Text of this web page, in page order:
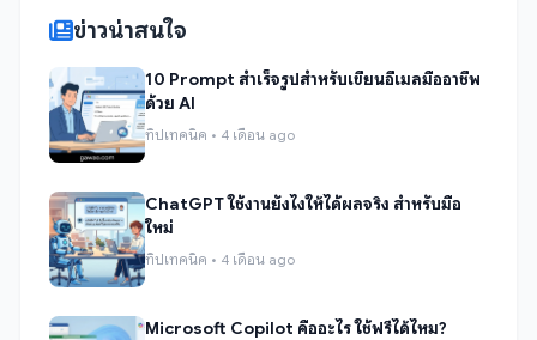
ข่าวน่าสนใจ
10 Prompt สำเร็จรูปสำหรับเขียนอีเมลมืออาชีพ
ด้วย AI
ทิปเทคนิค • 4 เดือน ago
ChatGPT ใช้งานยังไงให้ได้ผลจริง สำหรับมือ
ใหม่
ทิปเทคนิค • 4 เดือน ago
Microsoft Copilot คืออะไร ใช้ฟรีได้ไหม?